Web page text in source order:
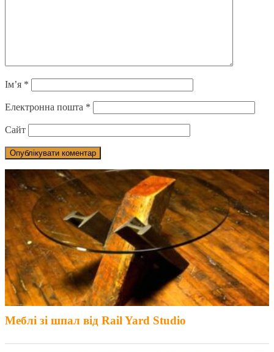
Ім’я *
Електронна пошта *
Сайт
Меблі зі шпал від Rail Yard Studio